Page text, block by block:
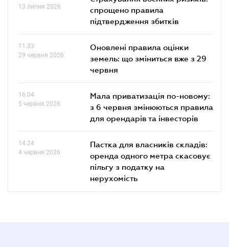
13 липня 2026
спрощено правила
підтвердження збитків
11.33
29 червня 2026
Оновлені правила оцінки
земель: що зміниться вже з 29
червня
16.04
5 червня 2026
Мала приватизація по-новому:
з 6 червня змінюються правила
для орендарів та інвесторів
14.24
4 червня 2026
Пастка для власників складів:
оренда одного метра скасовує
пільгу з податку на
нерухомість